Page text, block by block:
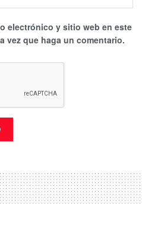
electrónico y sitio web en este
vez que haga un comentario.